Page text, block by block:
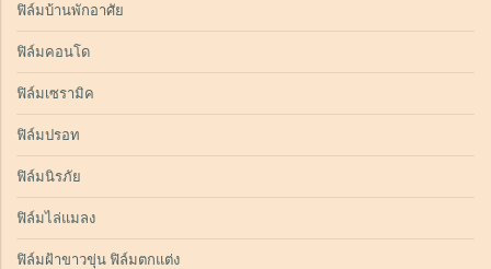
ฟิล์มบ้านพักอาศัย
ฟิล์มคอนโด
ฟิล์มเซรามิค
ฟิล์มปรอท
ฟิล์มนิรภัย
ฟิล์มไล่แมลง
ฟิล์มฝ้าขาวขุ่น ฟิล์มตกแต่ง